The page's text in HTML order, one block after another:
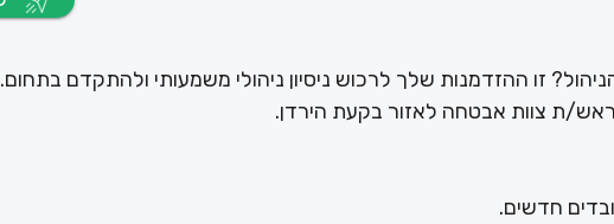
זו ההזדמנות שלך לרכוש ניסיון ניהולי משמעותי ולהתקדם בתחום.
ת צוות אבטחה לאזור בקעת הירדן.
חדשים.